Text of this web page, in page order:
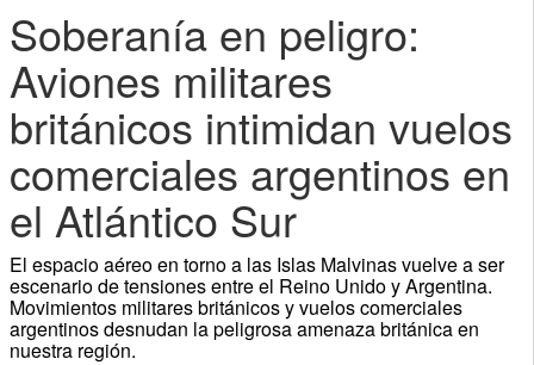
Soberanía en peligro:
Aviones militares
británicos intimidan vuelos
comerciales argentinos en
el Atlántico Sur
El espacio aéreo en torno a las Islas Malvinas vuelve a ser
escenario de tensiones entre el Reino Unido y Argentina.
Movimientos militares británicos y vuelos comerciales
argentinos desnudan la peligrosa amenaza británica en
nuestra región.